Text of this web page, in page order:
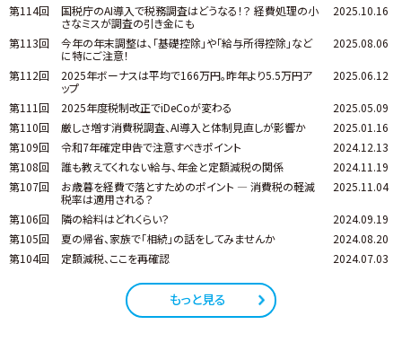
第114回
国税庁のAI導入で税務調査はどうなる！？ 経費処理の小
さなミスが調査の引き金にも
2025.10.16
第113回
今年の年末調整は、「基礎控除」や「給与所得控除」など
に特にご注意！
2025.08.06
第112回
2025年ボーナスは平均で166万円。昨年より5.5万円ア
ップ
2025.06.12
第111回 2025年度税制改正でiDeCoが変わる
2025.05.09
第110回
厳しさ増す消費税調査、AI導入と体制見直しが影響か
2025.01.16
第109回
令和7年確定申告で注意すべきポイント
2024.12.13
第108回
誰も教えてくれない給与、年金と定額減税の関係
2024.11.19
第107回
お歳暮を経費で落とすためのポイント ― 消費税の軽減
税率は適用される？
2025.11.04
第106回 隣の給料はどれくらい？
2024.09.19
第105回
夏の帰省、家族で「相続」の話をしてみませんか
2024.08.20
第104回
定額減税、ここを再確認 2024.07.03
もっと見る